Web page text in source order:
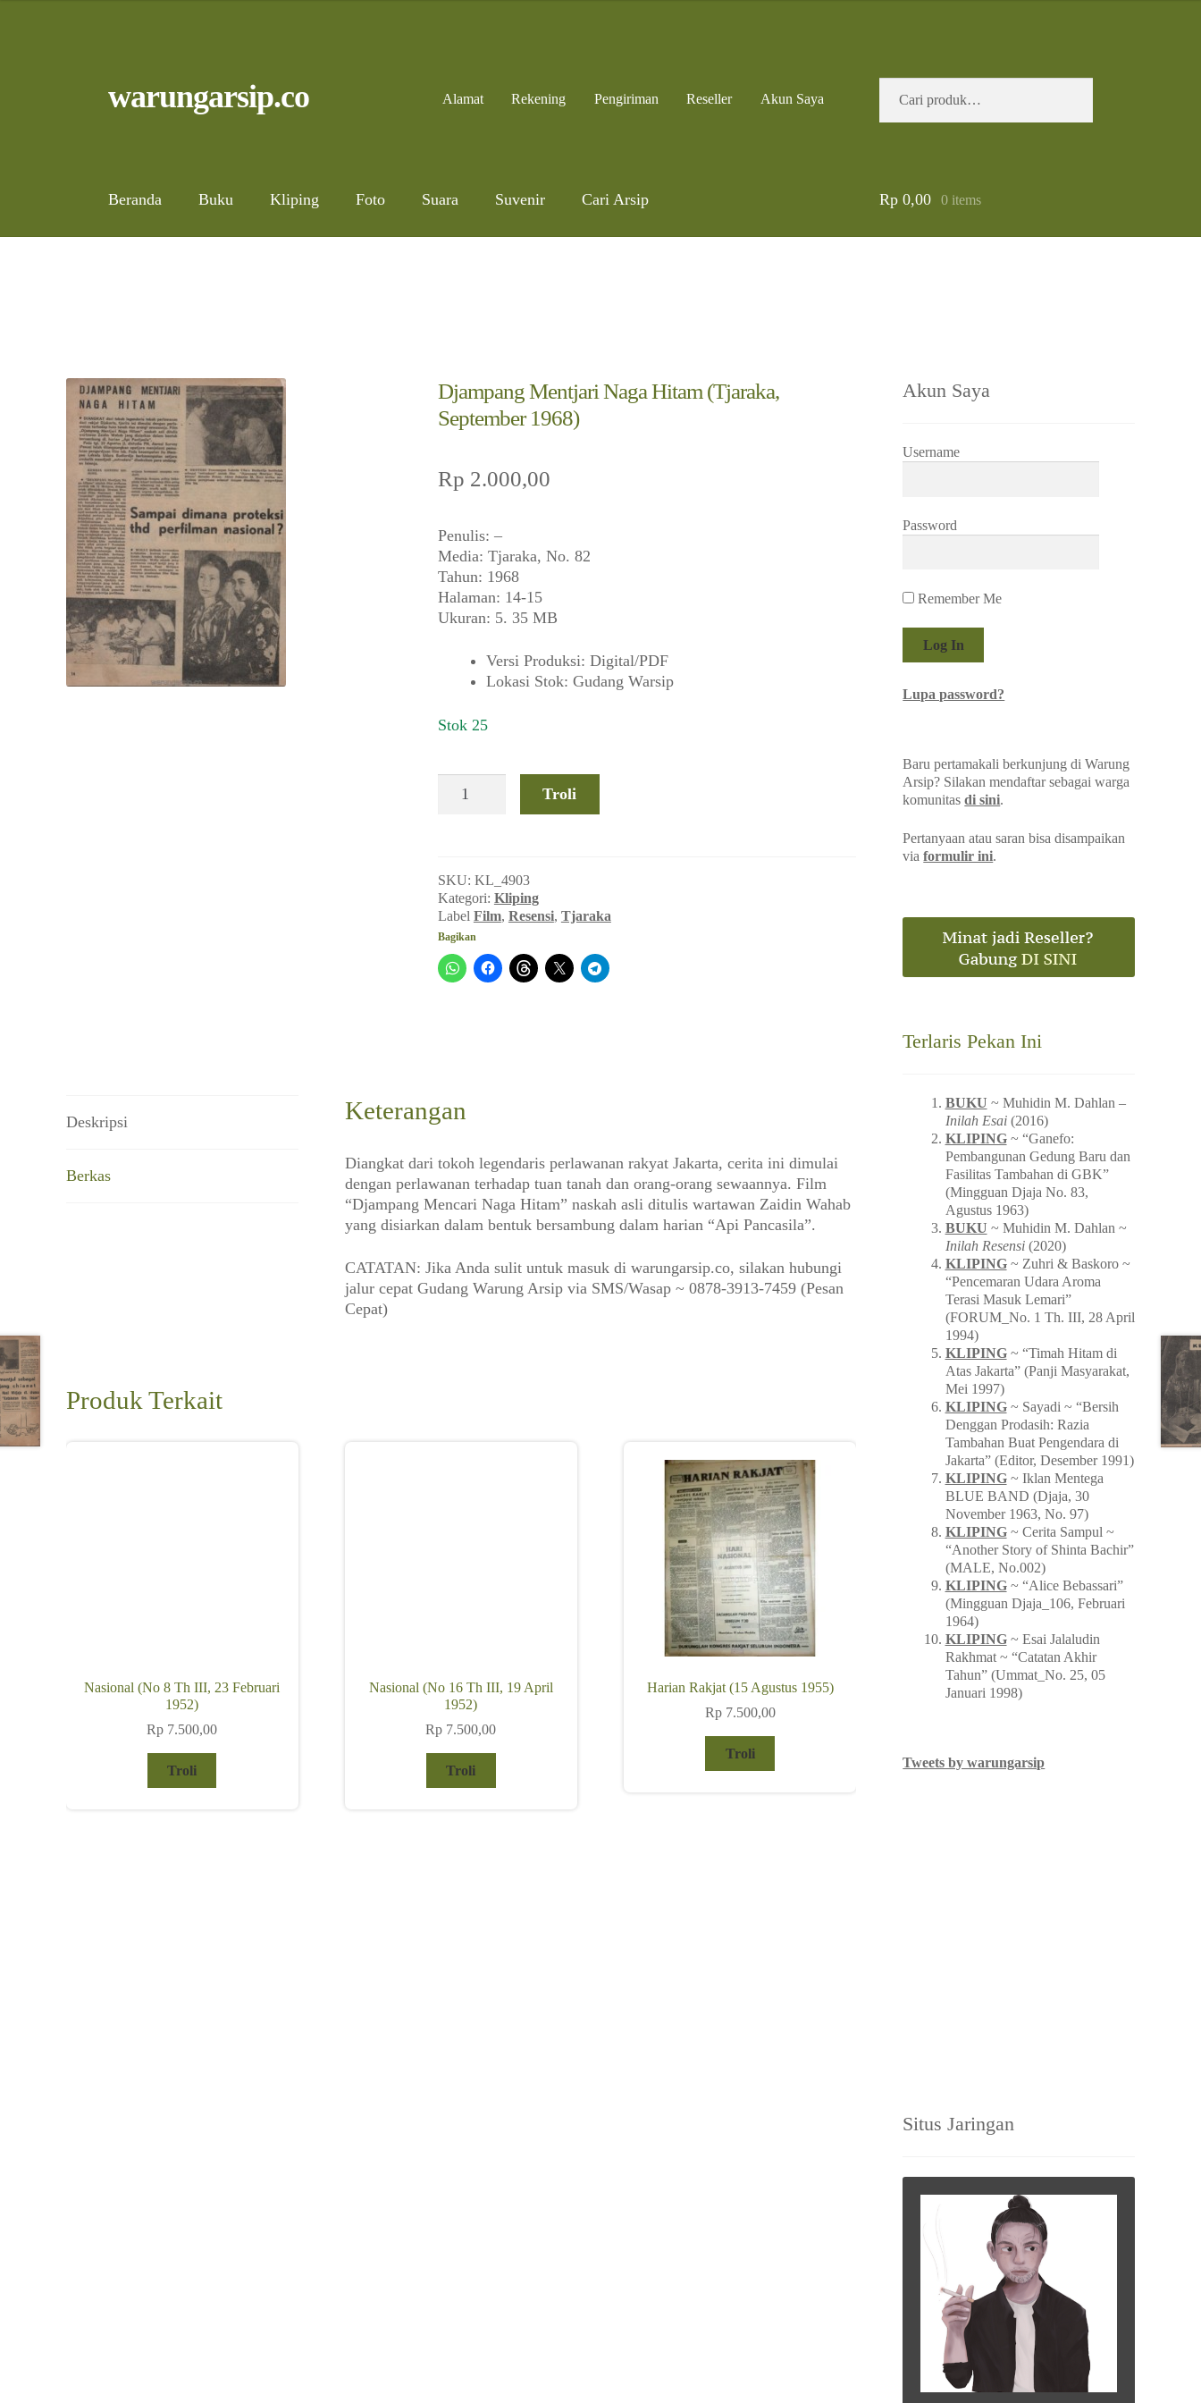
to
to
warungarsip.co Alamat Rekening Pengiriman Reseller Akun Saya
untuk:
Beranda Buku Kliping Foto Suara Suvenir Cari Arsip Rp0,00 0 items
Djampang Mentjari Naga Hitam (Tjaraka,
September 1968)
Rp 2.000,00
Penulis: –
Media: Tjaraka, No. 82
Tahun: 1968
Halaman: 14-15
Ukuran: 5. 35 MB
Versi Produksi: Digital/PDF
Lokasi Stok: Gudang Warsip
Stok 25
Djampang
(Tjaraka,
September
1968)
Troli
SKU: KL_4903
Kategori: Kliping
Label Film, Resensi, Tjaraka
Bagikan
Deskripsi
Berkas
Keterangan
Diangkat dari tokoh legendaris perlawanan rakyat Jakarta, cerita ini dimulai
dengan perlawanan terhadap tuan tanah dan orang-orang sewaannya. Film
“Djampang Mencari Naga Hitam” naskah asli ditulis wartawan Zaidin Wahab
yang disiarkan dalam bentuk bersambung dalam harian “Api Pancasila”.
CATATAN: Jika Anda sulit untuk masuk di warungarsip.co, silakan hubungi
jalur cepat Gudang Warung Arsip via SMS/Wasap ~ 0878-3913-7459 (Pesan
Cepat)
Produk Terkait
Nasional (No 8 Th III, 23 Februari
1952)
Rp 7.500,00
Troli
Nasional (No 16 Th III, 19 April
1952)
Rp 7.500,00
Troli
Harian Rakjat (15 Agustus 1955)
Rp7.500,00
Troli
Akun Saya
Username
Password
Remember Me
Lupa password?
Baru pertamakali berkunjung di Warung
Arsip? Silakan mendaftar sebagai warga
komunitasdi sini.
Pertanyaan atau saran bisa disampaikan
viaformulir ini.
Terlaris Pekan Ini
BUKU ~ Muhidin M. Dahlan –
Inilah Esai(2016)
KLIPING~ “Ganefo:
Pembangunan Gedung Baru dan
Fasilitas Tambahan di GBK”
(Mingguan Djaja No. 83,
Agustus 1963)
BUKU ~ Muhidin M. Dahlan ~
Inilah Resensi(2020)
KLIPING~ Zuhri & Baskoro ~
“Pencemaran Udara Aroma
Terasi Masuk Lemari”
(FORUM_No. 1 Th. III, 28 April
1994)
KLIPING~ “Timah Hitam di
Atas Jakarta” (Panji Masyarakat,
Mei 1997)
KLIPING~ Sayadi ~ “Bersih
Denggan Prodasih: Razia
Tambahan Buat Pengendara di
Jakarta” (Editor, Desember 1991)
KLIPING~ Iklan Mentega
BLUE BAND (Djaja, 30
November 1963, No. 97)
KLIPING~ Cerita Sampul ~
“Another Story of Shinta Bachir”
(MALE, No.002)
KLIPING~ “Alice Bebassari”
(Mingguan Djaja_106, Februari
1964)
KLIPING~ Esai Jalaludin
Rakhmat ~ “Catatan Akhir
Tahun” (Ummat_No. 25, 05
Januari 1998)
Tweets by warungarsip
Situs Jaringan